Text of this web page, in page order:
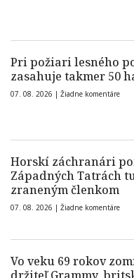
Pri požiari lesného
zasahuje takmer 50
07. 08. 2026 | Žiadne komentáre
Horskí záchranári
Západných Tatrách
zraneným členkom
07. 08. 2026 | Žiadne komentáre
Vo veku 69 rokov